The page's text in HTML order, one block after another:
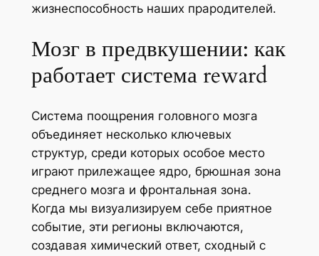
жизнеспособность наших прародителей.
Мозг в предвкушении: как
работает система reward
Система поощрения головного мозга
объединяет несколько ключевых
структур, среди которых особое место
играют прилежащее ядро, брюшная зона
среднего мозга и фронтальная зона.
Когда мы визуализируем себе приятное
событие, эти регионы включаются,
создавая химический ответ, сходный с